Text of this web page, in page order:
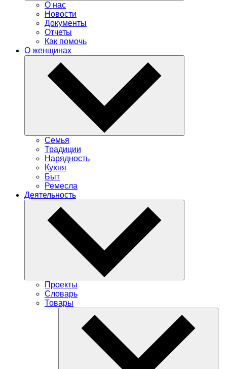
О нас
Новости
Документы
Отчеты
Как помочь
О женщинах
Семья
Традиции
Нарядность
Кухня
Быт
Ремесла
Деятельность
Проекты
Словарь
Товары